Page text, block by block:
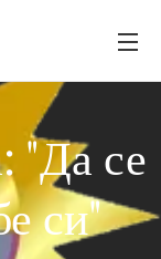
"Да се
си"